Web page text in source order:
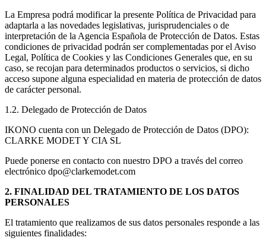
La Empresa podrá modificar la presente Política de Privacidad para
adaptarla a las novedades legislativas, jurisprudenciales o de
interpretación de la Agencia Española de Protección de Datos. Estas
condiciones de privacidad podrán ser complementadas por el Aviso
Legal, Política de Cookies y las Condiciones Generales que, en su
caso, se recojan para determinados productos o servicios, si dicho
acceso supone alguna especialidad en materia de protección de datos
de carácter personal.
1.2. Delegado de Protección de Datos
IKONO cuenta con un Delegado de Protección de Datos (DPO):
CLARKE MODET Y CIA SL
Puede ponerse en contacto con nuestro DPO a través del correo
electrónico dpo@clarkemodet.com
2. FINALIDAD DEL TRATAMIENTO DE LOS DATOS
PERSONALES
El tratamiento que realizamos de sus datos personales responde a las
siguientes finalidades: